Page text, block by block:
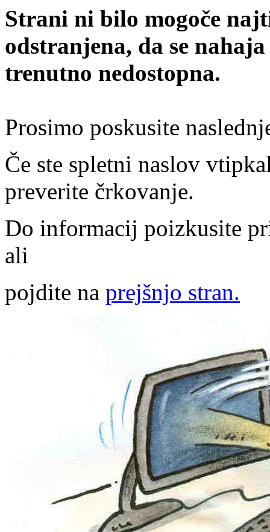
Strani ni bilo mogoče
odstranjena, da se
trenutno nedostopna.
Prosimo poskusite
Če ste spletni naslov
preverite črkovanje.
Do informacij poizkusite
ali
pojdite na prejšnjo stran.